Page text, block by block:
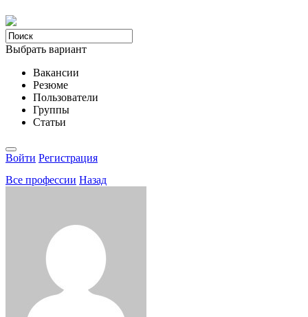
Выбрать вариант
Вакансии
Резюме
Пользователи
Группы
Статьи
Войти Регистрация
Все професcии Назад